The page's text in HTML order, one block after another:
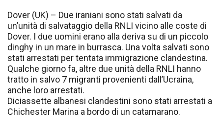
Dover (UK) – Due iraniani sono stati salvati da
un’unità di salvataggio della RNLI vicino alle coste di
Dover. I due uomini erano alla deriva su di un piccolo
dinghy in un mare in burrasca. Una volta salvati sono
stati arrestati per tentata immigrazione clandestina.
Qualche giorno fa, altre due unità della RNLI hanno
tratto in salvo 7 migranti provenienti dall’Ucraina,
anche loro arrestati.
Diciassette albanesi clandestini sono stati arrestati a
Chichester Marina a bordo di un catamarano.